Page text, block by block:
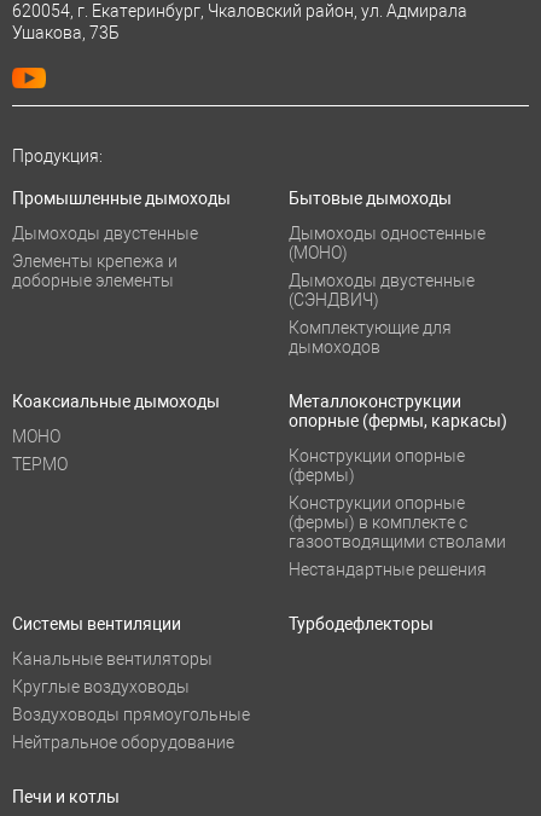
620054, г. Екатеринбург, Чкаловский район, ул. Адмирала
Ушакова, 73Б
Продукция:
Промышленные дымоходы
Дымоходы двустенные
Элементы крепежа и
доборные элементы
Бытовые дымоходы
Дымоходы одностенные
(МОНО)
Дымоходы двустенные
(СЭНДВИЧ)
Комплектующие для
дымоходов
Коаксиальные дымоходы
МОНО
ТЕРМО
Металлоконструкции
опорные (фермы, каркасы)
Конструкции опорные
(фермы)
Конструкции опорные
(фермы) в комплекте с
газоотводящими стволами
Нестандартные решения
Системы вентиляции
Канальные вентиляторы
Круглые воздуховоды
Воздуховоды прямоугольные
Нейтральное оборудование
Турбодефлекторы
Печи и котлы